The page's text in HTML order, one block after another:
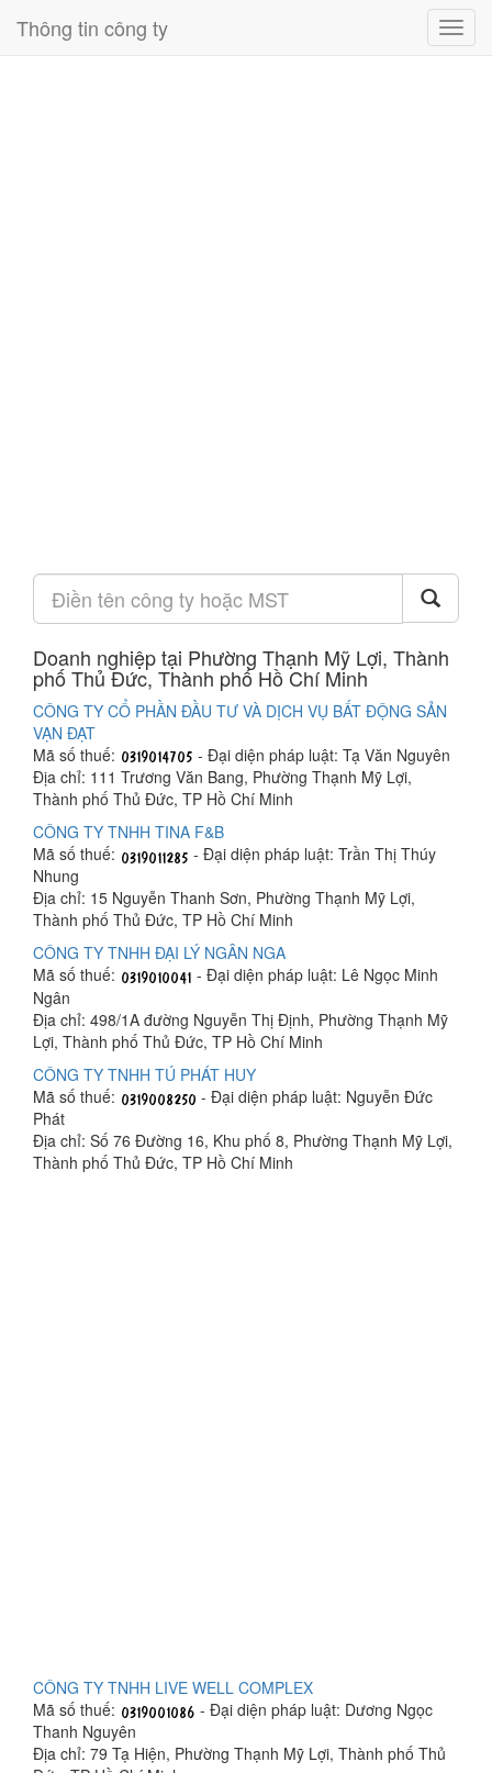
Thông tin công ty
Doanh nghiệp tại Phường Thạnh Mỹ Lợi, Thành
phố Thủ Đức, Thành phố Hồ Chí Minh
CÔNG TY CỔ PHẦN ĐẦU TƯ VÀ DỊCH VỤ BẤT ĐỘNG SẢN
VẠN ĐẠT
Mã số thuế:
- Đại diện pháp luật: Tạ Văn Nguyên
Địa chỉ: 111 Trương Văn Bang, Phường Thạnh Mỹ Lợi,
Thành phố Thủ Đức, TP Hồ Chí Minh
CÔNG TY TNHH TINA F&B
Mã số thuế:
- Đại diện pháp luật: Trần Thị Thúy
Nhung
Địa chỉ: 15 Nguyễn Thanh Sơn, Phường Thạnh Mỹ Lợi,
Thành phố Thủ Đức, TP Hồ Chí Minh
CÔNG TY TNHH ĐẠI LÝ NGÂN NGA
Mã số thuế:
- Đại diện pháp luật: Lê Ngọc Minh
Ngân
Địa chỉ: 498/1A đường Nguyễn Thị Định, Phường Thạnh Mỹ
Lợi, Thành phố Thủ Đức, TP Hồ Chí Minh
CÔNG TY TNHH TÚ PHÁT HUY
Mã số thuế:
- Đại diện pháp luật: Nguyễn Đức
Phát
Địa chỉ: Số 76 Đường 16, Khu phố 8, Phường Thạnh Mỹ Lợi,
Thành phố Thủ Đức, TP Hồ Chí Minh
CÔNG TY TNHH LIVE WELL COMPLEX
Mã số thuế:
- Đại diện pháp luật: Dương Ngọc
Thanh Nguyên
Địa chỉ: 79 Tạ Hiện, Phường Thạnh Mỹ Lợi, Thành phố Thủ